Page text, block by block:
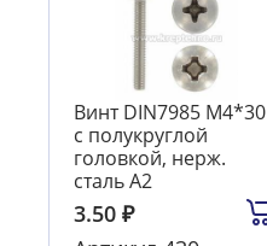
Винт DIN7985 М4*30
с полукруглой
головкой, нерж.
сталь А2
3.50 ₽